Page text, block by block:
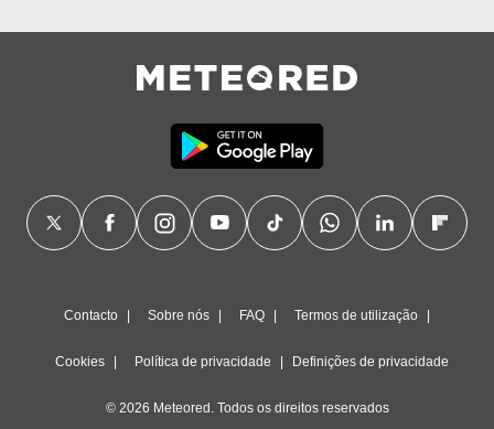
Contacto Sobre nós FAQ Termos de utilização
Cookies Política de privacidade Definições de privacidade
© 2026 Meteored. Todos os direitos reservados